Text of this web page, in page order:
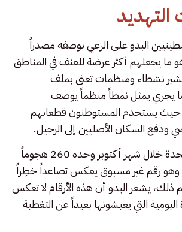
البدو على الرعي بوصفه مصدراً
ما يجعلهم أكثر عرضة للعنف في المناطق
ويشير نشطاء ومنظمات تعنى بملف
يجري يمثل نمطاً منظماً يوصف
حيث يستخدم المستوطنون قطعانهم
ودفع السكان الأصليين إلى الرحيل.
وسجلت الأمم المتحدة خلال شهر أكتوبر وحده 260 هجوماً
رقم غير مسبوق يعكس تصاعداً خطِراً
ذلك، يشعر البدو أن هذه الأرقام لا تعكس
التي يعيشونها بعيداً عن التغطية